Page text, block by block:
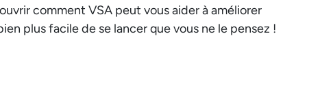
comment VSA peut vous aider à améliorer
plus facile de se lancer que vous ne le pensez !